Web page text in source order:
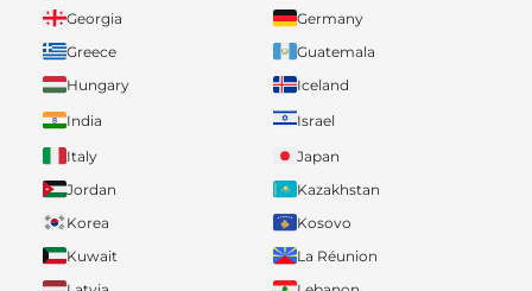
Georgia
Germany
Greece
Guatemala
Hungary
Iceland
India
Israel
Italy
Japan
Jordan
Kazakhstan
Korea
Kosovo
Kuwait
La Réunion